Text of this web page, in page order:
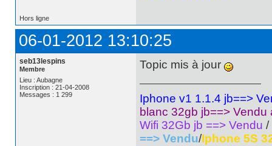
Hors ligne
06-01-2012 13:10:25
seb13lespins
Membre
Lieu : Aubagne
Inscription : 21-04-2008
Messages : 1 299
Topic mis à jour
Iphone v1 1.1.4 jb==>
blanc 32gb jb==>
Wifi 32Gb jb ==> Vendu /
==> Vendu/Iphone 5S